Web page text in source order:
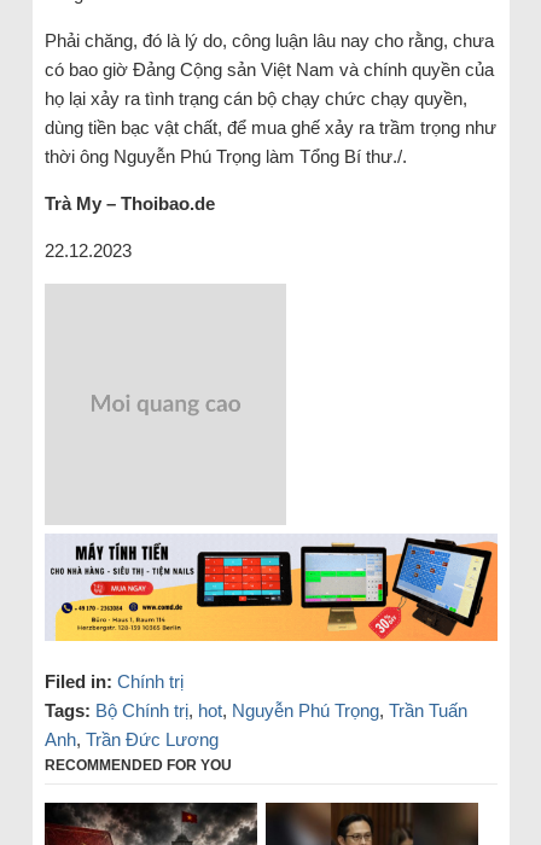
Phải chăng, đó là lý do, công luận lâu nay cho rằng, chưa
có bao giờ Đảng Cộng sản Việt Nam và chính quyền của
họ lại xảy ra tình trạng cán bộ chạy chức chạy quyền,
dùng tiền bạc vật chất, để mua ghế xảy ra trầm trọng như
thời ông Nguyễn Phú Trọng làm Tổng Bí thư./.
Trà My – Thoibao.de
22.12.2023
Filed in: Chính trị
Tags: Bộ Chính trị, hot, Nguyễn Phú Trọng, Trần Tuấn
Anh, Trần Đức Lương
RECOMMENDED FOR YOU